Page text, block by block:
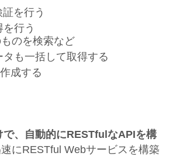
を行う
行う
のを検索など
も一括して取得する
成する
で、自動的にRESTfulなAPIを構
にRESTful Webサービスを構築